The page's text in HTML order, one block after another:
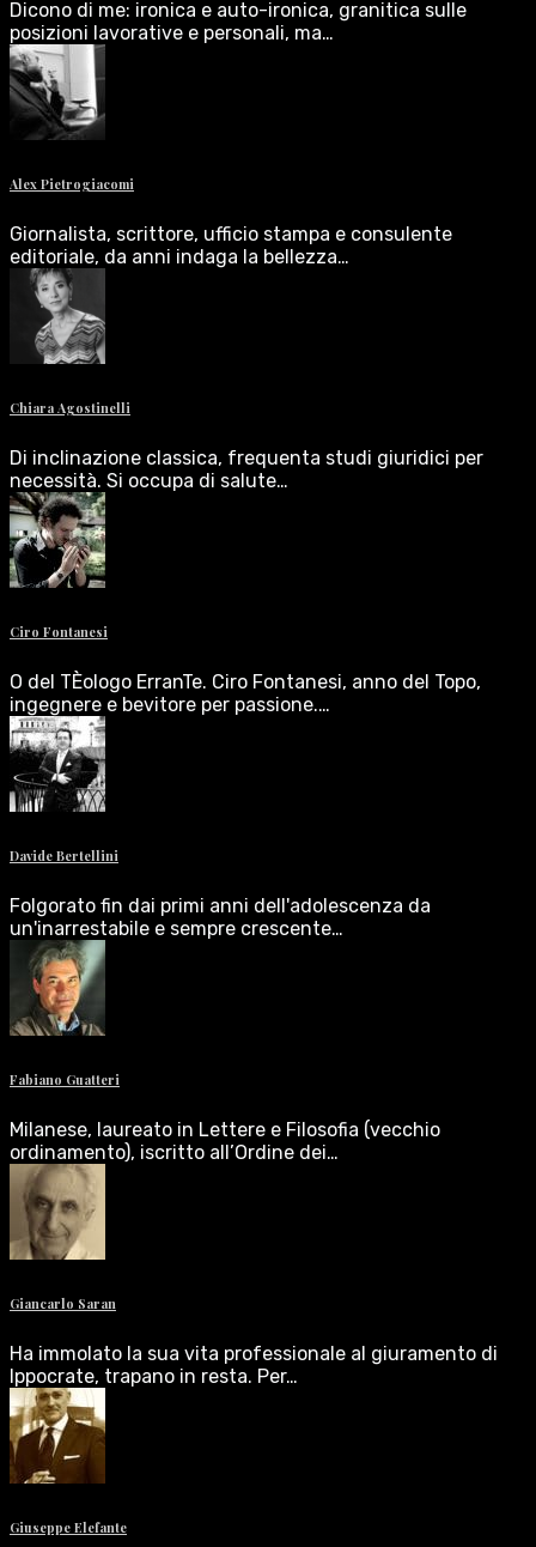
Dicono di me: ironica e auto-ironica, granitica sulle
posizioni lavorative e personali, ma…
Alex Pietrogiacomi
Giornalista, scrittore, ufficio stampa e consulente
editoriale, da anni indaga la bellezza…
Chiara Agostinelli
Di inclinazione classica, frequenta studi giuridici per
necessità. Si occupa di salute…
Ciro Fontanesi
O del TÈologo ErranTe. Ciro Fontanesi, anno del Topo,
ingegnere e bevitore per passione.…
Davide Bertellini
Folgorato fin dai primi anni dell'adolescenza da
un'inarrestabile e sempre crescente…
Fabiano Guatteri
Milanese, laureato in Lettere e Filosofia (vecchio
ordinamento), iscritto all’Ordine dei…
Giancarlo Saran
Ha immolato la sua vita professionale al giuramento di
Ippocrate, trapano in resta. Per…
Giuseppe Elefante